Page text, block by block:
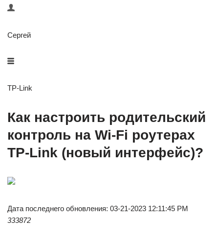
Сергей
TP-Link
Как настроить родительский
контроль на Wi-Fi роутерах
TP-Link (новый интерфейс)?
Дата последнего обновления: 03-21-2023 12:11:45 PM
333872